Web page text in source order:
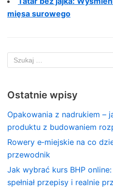
mięsa surowego
Ostatnie wpisy
Opakowania z nadrukiem –
produktu z budowaniem
Rowery e‑miejskie na co
przewodnik
Jak wybrać kurs BHP
spełniał przepisy i realnie